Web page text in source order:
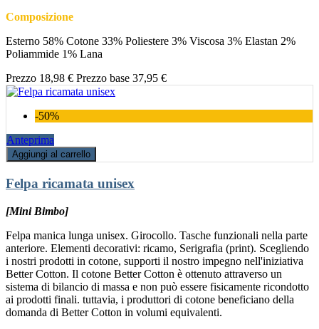
Composizione
Esterno 58% Cotone 33% Poliestere 3% Viscosa 3% Elastan 2%
Poliammide 1% Lana
Prezzo 18,98 € Prezzo base 37,95 €
-50%
Anteprima
Aggiungi al carrello
Felpa ricamata unisex
[Mini Bimbo]
Felpa manica lunga unisex. Girocollo. Tasche funzionali nella parte
anteriore. Elementi decorativi: ricamo, Serigrafia (print). Scegliendo
i nostri prodotti in cotone, supporti il nostro impegno nell'iniziativa
Better Cotton. Il cotone Better Cotton è ottenuto attraverso un
sistema di bilancio di massa e non può essere fisicamente ricondotto
ai prodotti finali. tuttavia, i produttori di cotone beneficiano della
domanda di Better Cotton in volumi equivalenti.